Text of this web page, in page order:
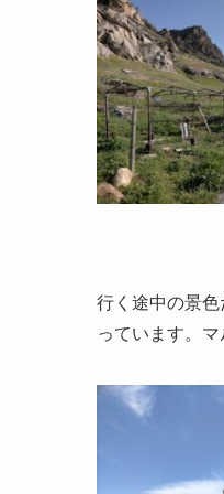
行く途中の景
っています。